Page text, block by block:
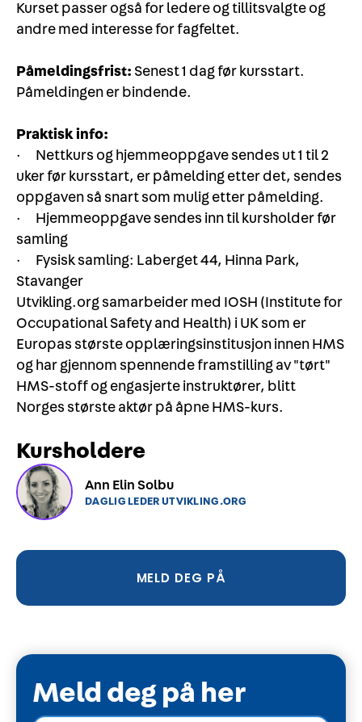
Kurset passer også for ledere og tillitsvalgte og
andre med interesse for fagfeltet.
Påmeldingsfrist: Senest 1 dag før kursstart.
Påmeldingen er bindende.
Praktisk info:
· Nettkurs og hjemmeoppgave sendes ut 1 til 2
uker før kursstart, er påmelding etter det, sendes
oppgaven så snart som mulig etter påmelding.
· Hjemmeoppgave sendes inn til kursholder før
samling
· Fysisk samling: Laberget 44, Hinna Park,
Stavanger
Utvikling.org samarbeider med IOSH (Institute for
Occupational Safety and Health) i UK som er
Europas største opplæringsinstitusjon innen HMS
og har gjennom spennende framstilling av "tørt"
HMS-stoff og engasjerte instruktører, blitt
Norges største aktør på åpne HMS-kurs.
Kursholdere
Ann Elin Solbu
DAGLIG LEDER UTVIKLING.ORG
MELD DEG PÅ
Meld deg på her